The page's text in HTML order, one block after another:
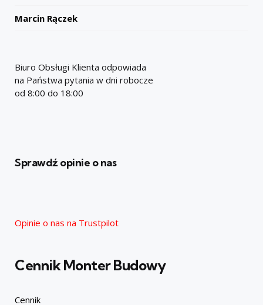
Marcin Rączek
Biuro Obsługi Klienta odpowiada
na Państwa pytania w dni robocze
od 8:00 do 18:00
Sprawdź opinie o nas
Opinie o nas na Trustpilot
Cennik Monter Budowy
Cennik